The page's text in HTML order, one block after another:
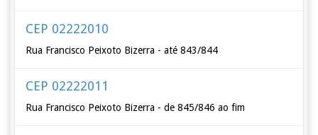
CEP 02222010
Rua Francisco Peixoto Bizerra - até 843/844
CEP 02222011
Rua Francisco Peixoto Bizerra - de 845/846 ao fim